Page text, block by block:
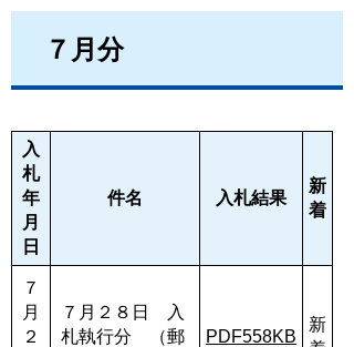
７月分
入
札
年
月
日
件名 入札結果
新
着
７
月
２
７月２８日 入
札執行分 （郵
PDF558KB
新